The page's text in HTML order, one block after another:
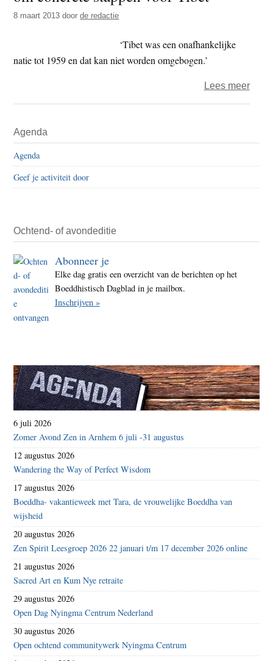
8 maart 2013 doorde redactie
‘Tibet was een onafhankelijke
natie tot 1959 en dat kan niet worden omgebogen.’
Lees meerover
om
Sidebar
Agenda
Agenda
Geef je activiteit door
Ochtend- of avondeditie
Abonneer je
Elke dag gratis een overzicht van de berichten op het
Boeddhistisch Dagblad in je mailbox.
Inschrijven »
6 juli 2026
Zomer Avond Zen in Arnhem 6 juli -31 augustus
12 augustus 2026
Wandering the Way of Perfect Wisdom
17 augustus 2026
Boeddha- vakantieweek met Tara, de vrouwelijke Boeddha van
wijsheid
20 augustus 2026
Zen Spirit Leesgroep 2026 22 januari t/m 17 december 2026 online
21 augustus 2026
Sacred Art en Kum Nye retraite
29 augustus 2026
Open Dag Nyingma Centrum Nederland
30 augustus 2026
Open ochtend communitywerk Nyingma Centrum